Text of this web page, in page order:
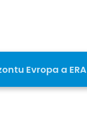
Evropa a ERA